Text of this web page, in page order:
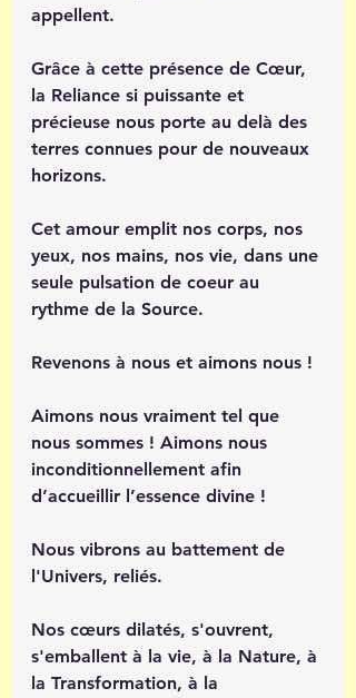
appellent.
Grâce à cette présence de Cœur,
la Reliance si puissante et
précieuse nous porte au delà des
terres connues pour de nouveaux
horizons.
Cet amour emplit nos corps, nos
yeux, nos mains, nos vie, dans une
seule pulsation de coeur au
rythme de la Source.
Revenons à nous et aimons nous !
Aimons nous vraiment tel que
nous sommes ! Aimons nous
inconditionnellement afin
d’accueillir l’essence divine !
Nous vibrons au battement de
l'Univers, reliés.
Nos cœurs dilatés, s'ouvrent,
s'emballent à la vie, à la Nature, à
la Transformation, à la